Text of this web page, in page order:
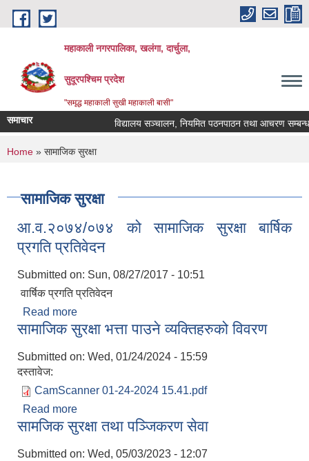
Skip to main content
महाकाली नगरपालिका, खलंगा, दार्चुला,
सुदूरपश्चिम प्रदेश
"समृद्ध महाकाली सुखी महाकाली बासी"
समाचार विद्यालय सञ्चालन, नियमित पठनपाठन तथा आचरण सम्बन्धमा
You are here
Home » सामाजिक सुरक्षा
सामाजिक सुरक्षा
आ.व.२०७४/०७४ को सामाजिक सुरक्षा बार्षिक
प्रगति प्रतिवेदन
Submitted on: Sun, 08/27/2017 - 10:51
वार्षिक प्रगति प्रतिवेदन
Read more
प्रतिवेदन
सामाजिक सुरक्षा भत्ता पाउने व्यक्तिहरुको विवरण
Submitted on: Wed, 01/24/2024 - 15:59
दस्तावेज:
CamScanner 01-24-2024 15.41.pdf
Read more
सामजिक सुरक्षा तथा पञ्जिकरण सेवा
Submitted on: Wed, 05/03/2023 - 12:07